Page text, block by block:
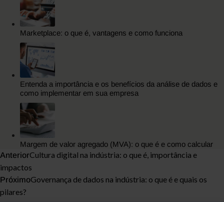
Marketplace: o que é, vantagens e como funciona
Entenda a importância e os benefícios da análise de dados e
como implementar em sua empresa
Margem de valor agregado (MVA): o que é e como calcular
AnteriorCultura digital na indústria: o que é, importância e
impactos
PróximoGovernança de dados na indústria: o que é e quais os
pilares?